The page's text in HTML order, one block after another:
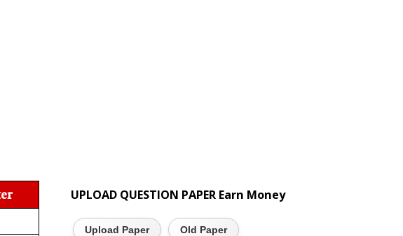
UPLOAD QUESTION PAPER Earn Money
Upload Paper Old Paper